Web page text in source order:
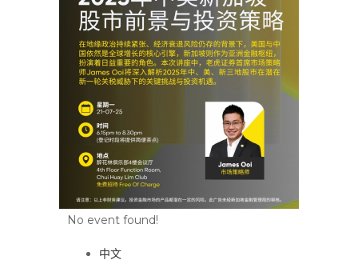
No event found!
中文